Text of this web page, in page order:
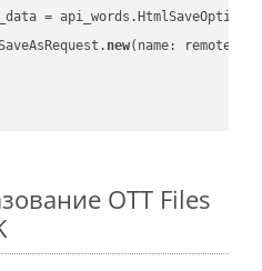
=
new(name:
OTT Files